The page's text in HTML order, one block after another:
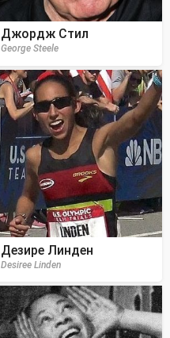
Джордж Стил
George Steele
Дезире Линден
Desiree Linden